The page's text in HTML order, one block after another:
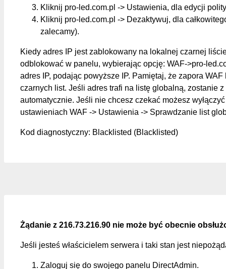
Kliknij pro-led.com.pl -> Ustawienia, dla edycji
Kliknij pro-led.com.pl -> Dezaktywuj, dla
zalecamy).
Kiedy adres IP jest zablokowany na lokalnej czarnej
odblokować w panelu, wybierając opcję: WAF->pro-
adres IP, podając powyższe IP. Pamiętaj, że zapora
czarnych list. Jeśli adres trafi na listę globalną, zostanie
automatycznie. Jeśli nie chcesz czekać możesz
ustawieniach WAF -> Ustawienia -> Sprawdzanie list
Kod diagnostyczny: Blacklisted (Blacklisted)
Żądanie z 216.73.216.90 nie może być obecnie
Jeśli jesteś właścicielem serwera i taki stan jest
Zaloguj się do swojego panelu DirectAdmin.